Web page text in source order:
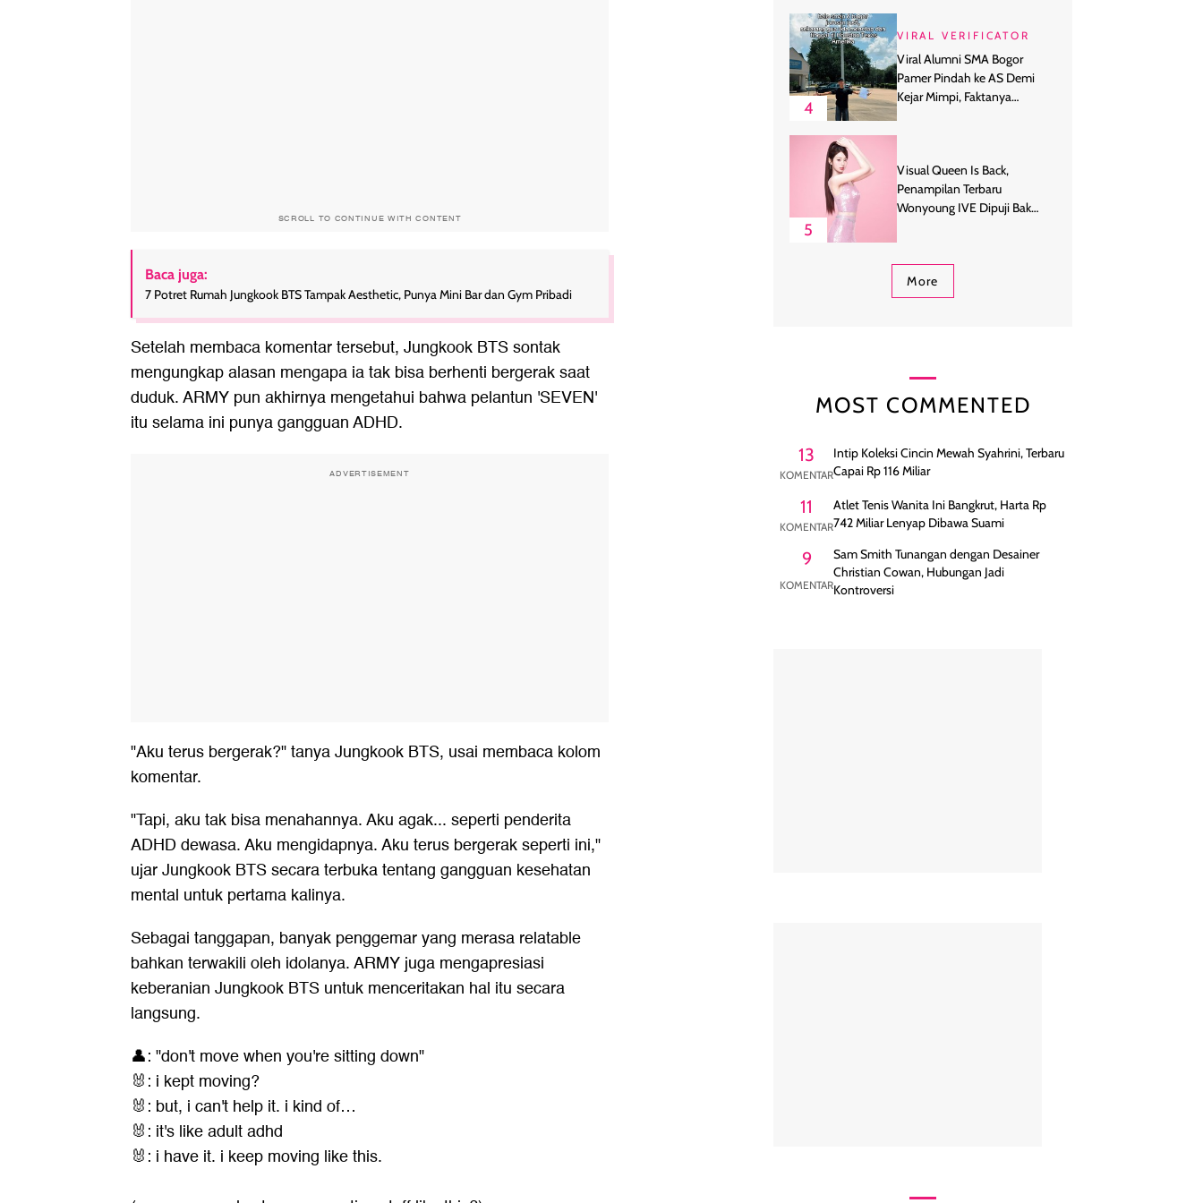
SCROLL TO CONTINUE WITH CONTENT
Baca juga:
7 Potret Rumah Jungkook BTS Tampak Aesthetic, Punya Mini Bar dan Gym Pribadi
Setelah membaca komentar tersebut, Jungkook BTS sontak
mengungkap alasan mengapa ia tak bisa berhenti bergerak saat
duduk. ARMY pun akhirnya mengetahui bahwa pelantun 'SEVEN'
itu selama ini punya gangguan ADHD.
ADVERTISEMENT
"Aku terus bergerak?" tanya Jungkook BTS, usai membaca kolom
komentar.
"Tapi, aku tak bisa menahannya. Aku agak... seperti penderita
ADHD dewasa. Aku mengidapnya. Aku terus bergerak seperti ini,"
ujar Jungkook BTS secara terbuka tentang gangguan kesehatan
mental untuk pertama kalinya.
Sebagai tanggapan, banyak penggemar yang merasa relatable
bahkan terwakili oleh idolanya. ARMY juga mengapresiasi
keberanian Jungkook BTS untuk menceritakan hal itu secara
langsung.
👤: "don't move when you're sitting down"
🐰: i kept moving?
🐰: but, i can't help it. i kind of…
🐰: it's like adult adhd
🐰: i have it. i keep moving like this.
4
VIRAL VERIFICATOR
Viral Alumni SMA Bogor
Pamer Pindah ke AS Demi
Kejar Mimpi, Faktanya
5
Visual Queen Is Back,
Penampilan Terbaru
Wonyoung IVE Dipuji Bak
More
MOST COMMENTED
13
KOMENTAR
Intip Koleksi Cincin Mewah Syahrini, Terbaru
Capai Rp 116 Miliar
11
KOMENTAR
Atlet Tenis Wanita Ini Bangkrut, Harta Rp
742 Miliar Lenyap Dibawa Suami
9
KOMENTAR
Sam Smith Tunangan dengan Desainer
Christian Cowan, Hubungan Jadi
Kontroversi